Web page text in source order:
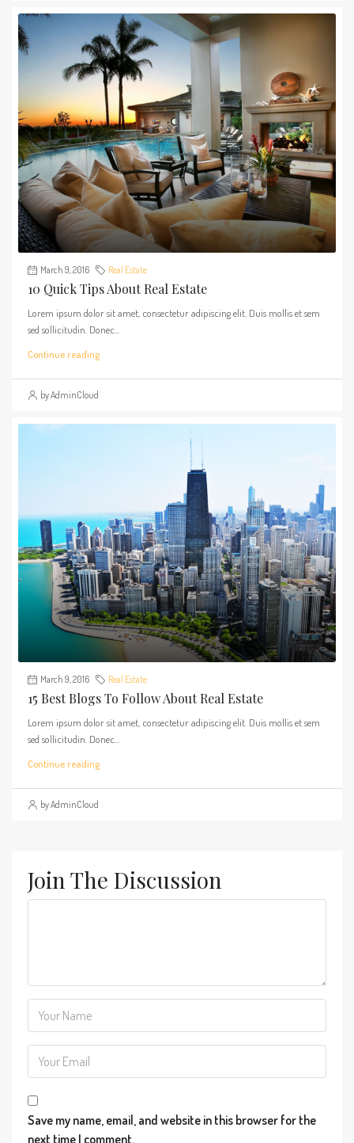
March 9, 2016 Real Estate
10 Quick Tips About Real Estate
Lorem ipsum dolor sit amet, consectetur adipiscing elit. Duis mollis et sem
sed sollicitudin. Donec...
Continue reading
by AdminCloud
March 9, 2016 Real Estate
15 Best Blogs To Follow About Real Estate
Lorem ipsum dolor sit amet, consectetur adipiscing elit. Duis mollis et sem
sed sollicitudin. Donec...
Continue reading
by AdminCloud
Join The Discussion
Save my name, email, and website in this browser for the
next time I comment.